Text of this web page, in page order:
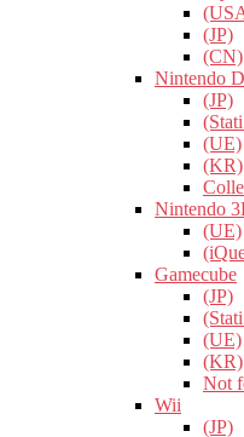
(JP)
(CN)
Nintendo
(JP)
(UE)
(KR)
Nintendo
(UE)
Gamecube
(JP)
(UE)
(KR)
Not
Wii
(JP)